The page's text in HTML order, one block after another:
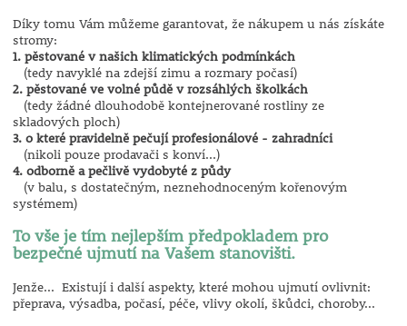
Díky tomu Vám můžeme garantovat, že nákupem u nás získáte
stromy:
1. pěstované v našich klimatických podmínkách
(tedy navyklé na zdejší zimu a rozmary počasí)
2. pěstované ve volné půdě v rozsáhlých školkách
(tedy žádné dlouhodobě kontejnerované rostliny ze
skladových ploch)
3. o které pravidelně pečují profesionálové - zahradníci
(nikoli pouze prodavači s konví...)
4. odborně a pečlivě vydobyté z půdy
(v balu, s dostatečným, neznehodnoceným kořenovým
systémem)
To vše je tím nejlepším předpokladem pro
bezpečné ujmutí na Vašem stanovišti.
Jenže... Existují i další aspekty, které mohou ujmutí ovlivnit:
přeprava, výsadba, počasí, péče, vlivy okolí, škůdci, choroby...